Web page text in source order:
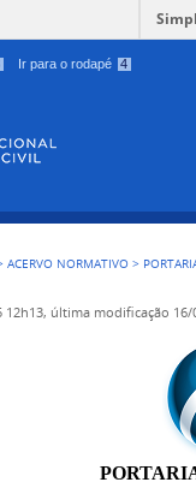
Ir para o rodapé 4
ACERVO NORMATIVO >
12h13, última modificação 16/